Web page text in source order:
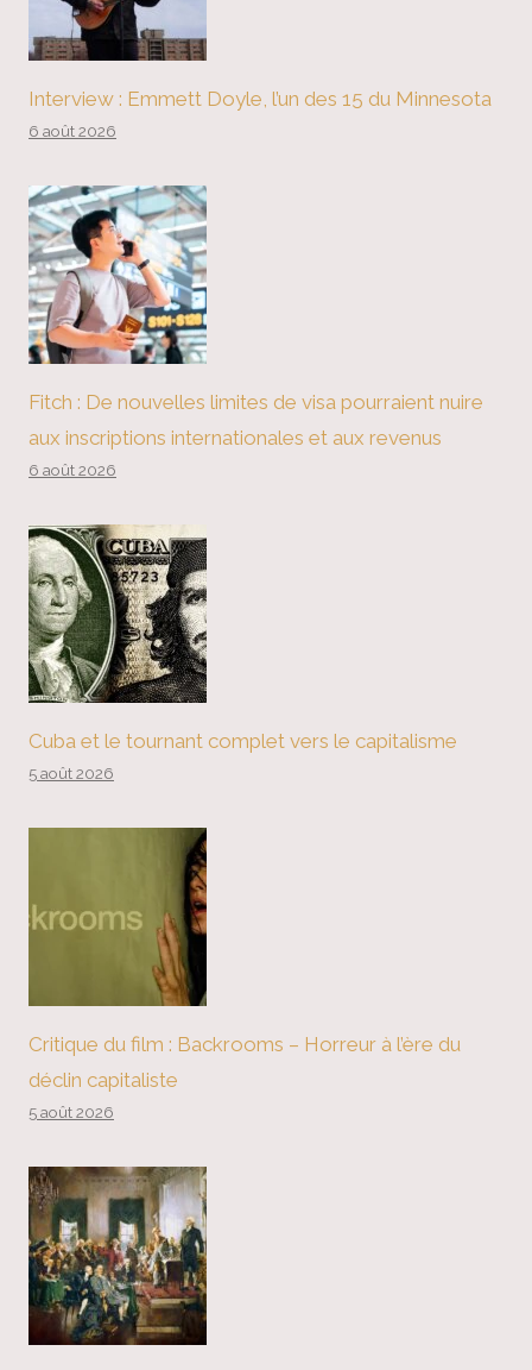
Interview : Emmett Doyle, l’un des 15 du Minnesota
6 août 2026
Fitch : De nouvelles limites de visa pourraient nuire
aux inscriptions internationales et aux revenus
6 août 2026
Cuba et le tournant complet vers le capitalisme
5 août 2026
Critique du film : Backrooms – Horreur à l’ère du
déclin capitaliste
5 août 2026